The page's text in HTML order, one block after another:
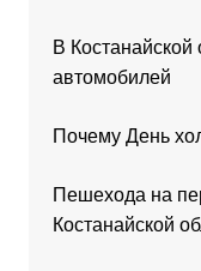
В
автомобилей
Почему День
Пешехода на
Костанайской